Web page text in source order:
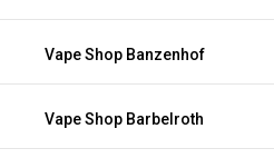
Vape Shop Banzenhof
Vape Shop Barbelroth